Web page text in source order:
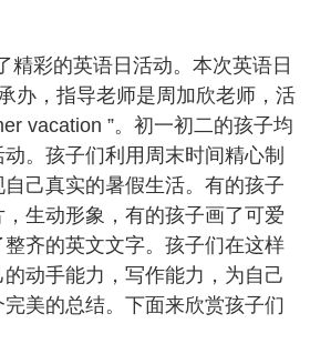
彩的英语日活动。本次英语日
办，指导老师是周加欣老师，活
vacation ”。初一初二的孩子均
。孩子们利用周末时间精心制
己真实的暑假生活。有的孩子
生动形象，有的孩子画了可爱
齐的英文文字。孩子们在这样
动手能力，写作能力，为自己
美的总结。下面来欣赏孩子们